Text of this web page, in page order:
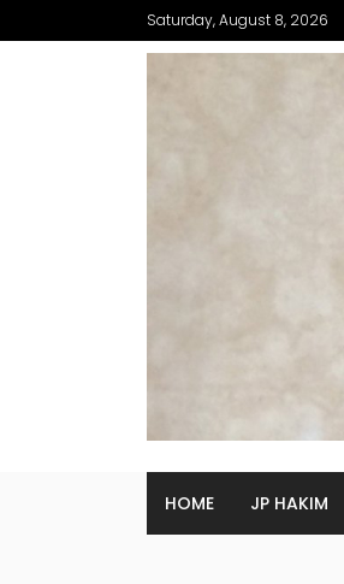
Saturday, August 8, 2026
HOME JP HAKIM